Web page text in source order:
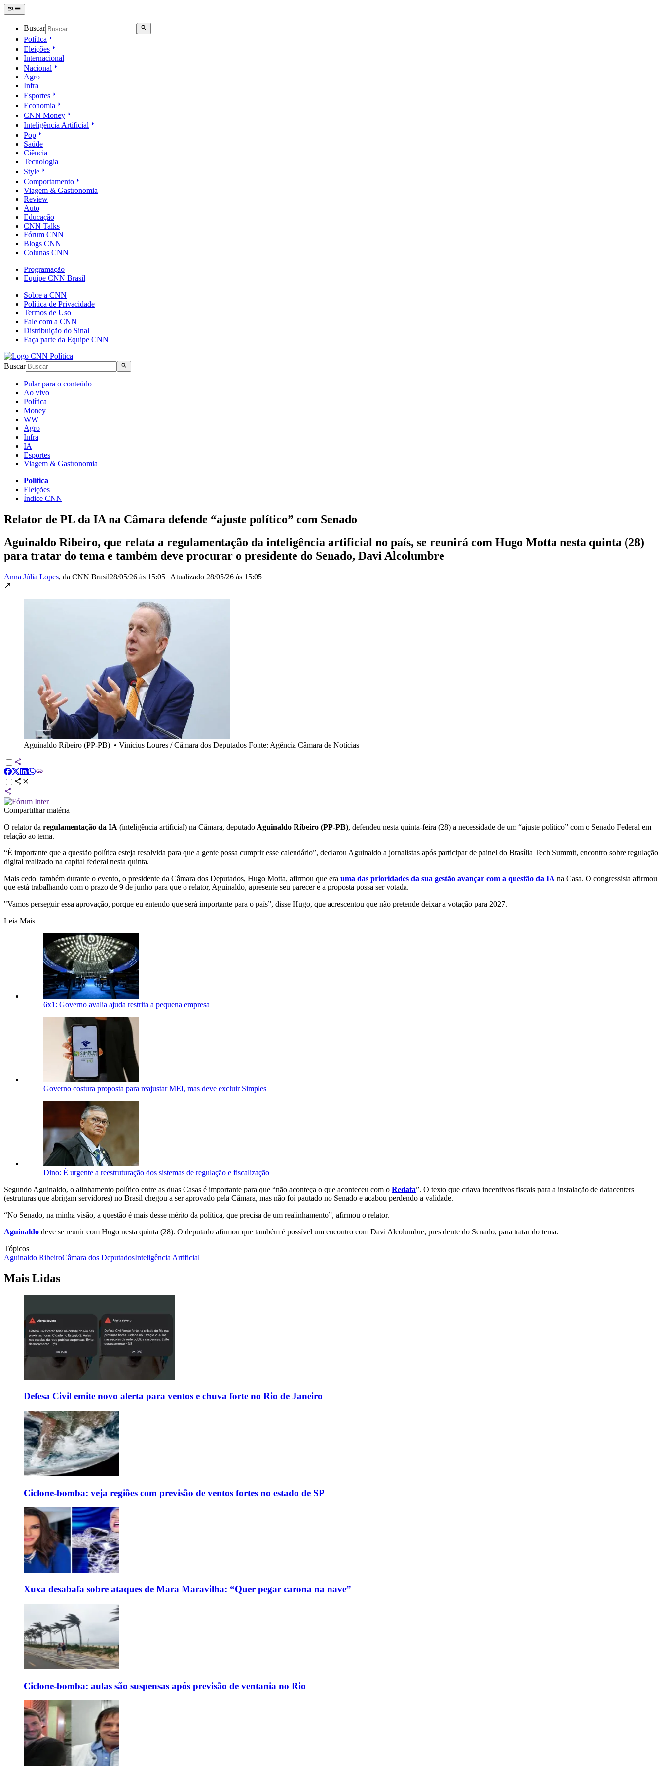
Buscar
Política
Eleições
Internacional
Nacional
Agro
Infra
Esportes
Economia
CNN Money
Inteligência Artificial
Pop
Saúde
Ciência
Tecnologia
Style
Comportamento
Viagem & Gastronomia
Review
Auto
Educação
CNN Talks
Fórum CNN
Blogs CNN
Colunas CNN
Programação
Equipe CNN Brasil
Sobre a CNN
Política de Privacidade
Termos de Uso
Fale com a CNN
Distribuição do Sinal
Faça parte da Equipe CNN
Buscar
Pular para o conteúdo
Ao vivo
Política
Money
WW
Agro
Infra
IA
Esportes
Viagem & Gastronomia
Política
Eleições
Índice CNN
Relator de PL da IA na Câmara defende “ajuste político” com Senado
Aguinaldo Ribeiro, que relata a regulamentação da inteligência artificial no país, se reunirá com Hugo Motta nesta quinta (28)
para tratar do tema e também deve procurar o presidente do Senado, Davi Alcolumbre
Anna Júlia Lopes, da CNN Brasil28/05/26 às 15:05 | Atualizado 28/05/26 às 15:05
Aguinaldo Ribeiro (PP-PB) • Vinicius Loures / Câmara dos Deputados Fonte: Agência Câmara de Notícias
Compartilhar matéria
O relator da regulamentação da IA (inteligência artificial) na Câmara, deputado Aguinaldo Ribeiro (PP-PB), defendeu nesta quinta-feira (28) a necessidade de um “ajuste político” com o Senado Federal em
relação ao tema.
“É importante que a questão política esteja resolvida para que a gente possa cumprir esse calendário”, declarou Aguinaldo a jornalistas após participar de painel do Brasília Tech Summit, encontro sobre regulação
digital realizado na capital federal nesta quinta.
Mais cedo, também durante o evento, o presidente da Câmara dos Deputados, Hugo Motta, afirmou que era uma das prioridades da sua gestão avançar com a questão da IA na Casa. O congressista afirmou
que está trabalhando com o prazo de 9 de junho para que o relator, Aguinaldo, apresente seu parecer e a proposta possa ser votada.
"Vamos perseguir essa aprovação, porque eu entendo que será importante para o país”, disse Hugo, que acrescentou que não pretende deixar a votação para 2027.
Leia Mais
6x1: Governo avalia ajuda restrita a pequena empresa
Governo costura proposta para reajustar MEI, mas deve excluir Simples
Dino: É urgente a reestruturação dos sistemas de regulação e fiscalização
Segundo Aguinaldo, o alinhamento político entre as duas Casas é importante para que “não aconteça o que aconteceu com o Redata”. O texto que criava incentivos fiscais para a instalação de datacenters
(estruturas que abrigam servidores) no Brasil chegou a ser aprovado pela Câmara, mas não foi pautado no Senado e acabou perdendo a validade.
“No Senado, na minha visão, a questão é mais desse mérito da política, que precisa de um realinhamento”, afirmou o relator.
Aguinaldo deve se reunir com Hugo nesta quinta (28). O deputado afirmou que também é possível um encontro com Davi Alcolumbre, presidente do Senado, para tratar do tema.
Tópicos
Aguinaldo RibeiroCâmara dos DeputadosInteligência Artificial
Mais Lidas
Defesa Civil emite novo alerta para ventos e chuva forte no Rio de Janeiro
Ciclone-bomba: veja regiões com previsão de ventos fortes no estado de SP
Xuxa desabafa sobre ataques de Mara Maravilha: “Quer pegar carona na nave”
Ciclone-bomba: aulas são suspensas após previsão de ventania no Rio